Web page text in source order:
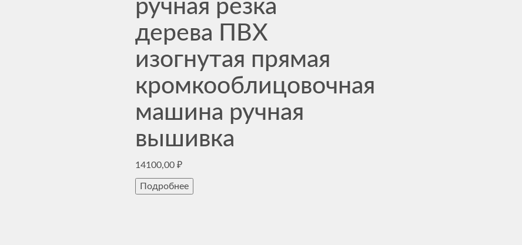
ручная резка
дерева ПВХ
изогнутая прямая
кромкооблицовочная
машина ручная
вышивка
14100,00₽
Подробнее